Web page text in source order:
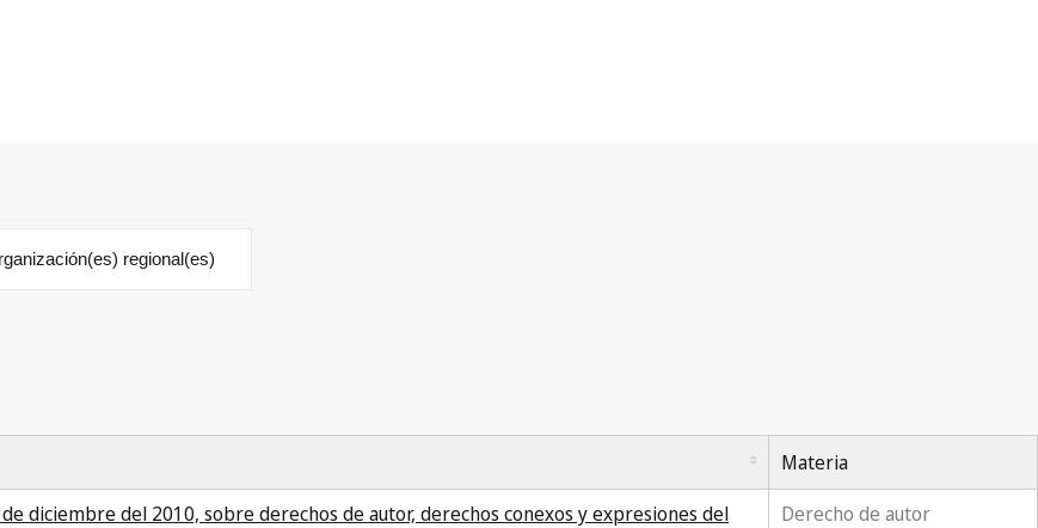
regional(es)
Materia
diciembre del 2010, sobre derechos de autor, derechos conexos y expresiones del
Derecho de autor